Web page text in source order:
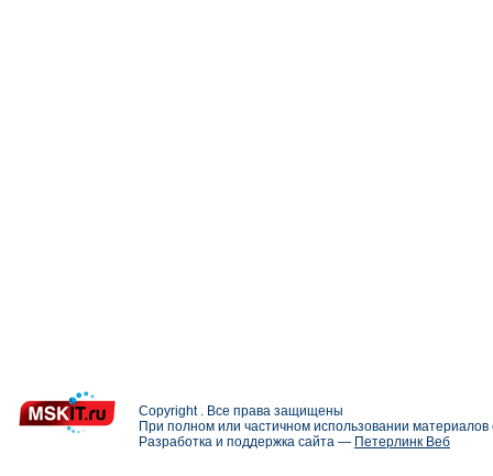
Copyright . Все права защищены
При полном или частичном использовании
Разработка и поддержка сайта — Петерлинк Веб